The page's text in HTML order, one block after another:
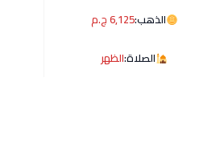
الذهب:6,125 ج.م
الصلاة:الظهر